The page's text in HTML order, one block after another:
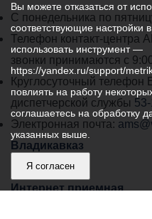
График
работы
администрации
местного
самоуправления
города
Владикавказ:
С понедельника по
Телефон контакт-центра
звонки принимаются с
Круглосуточный телефон
диспетчерской службы
Электронная почта:
Владикавказ
АМС
Интернет приемная
Вы можете отказаться от
соответствующие настройки
использовать инструмент —
https://yandex.ru/support/
повлиять на работу
соглашаетесь на обработку
указанных выше.
Я согласен